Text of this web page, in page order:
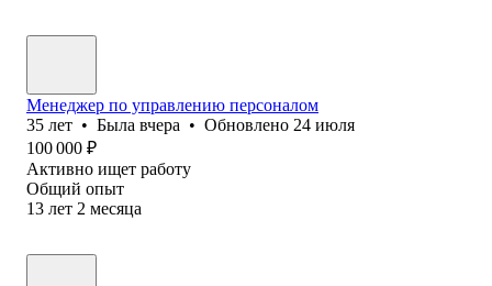
Менеджер по управлению персоналом
35 лет • Была вчера • Обновлено 24 июля
100 000 ₽
Активно ищет работу
Общий опыт
13 лет 2 месяца